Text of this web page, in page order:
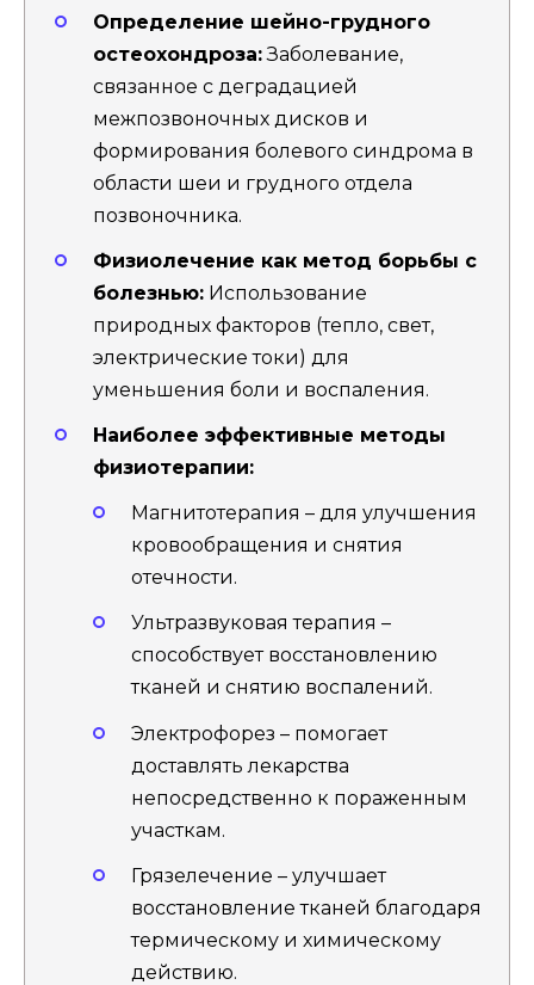
Определение шейно-грудного
остеохондроза:Заболевание,
связанное с деградацией
межпозвоночных дисков и
формирования болевого синдрома в
области шеи и грудного отдела
позвоночника.
Физиолечение как метод борьбы с
болезнью: Использование
природных факторов (тепло, свет,
электрические токи) для
уменьшения боли и воспаления.
Наиболее эффективные методы
физиотерапии:
Магнитотерапия – для улучшения
кровообращения и снятия
отечности.
Ультразвуковая терапия –
способствует восстановлению
тканей и снятию воспалений.
Электрофорез – помогает
доставлять лекарства
непосредственно к пораженным
участкам.
Грязелечение – улучшает
восстановление тканей благодаря
термическому и химическому
действию.